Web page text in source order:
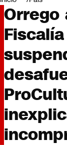
Deportes
Programas
Cultura
Servicios
Bits
CNN Data
CNN tiempo
Futuro 360
Opinión
Orrego